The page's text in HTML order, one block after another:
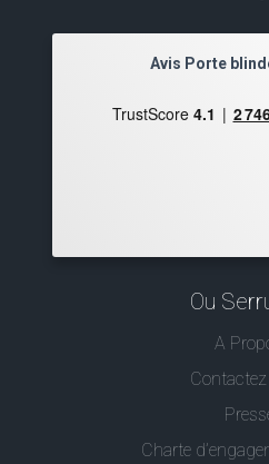
Avis Porte
Ou
A
Charte